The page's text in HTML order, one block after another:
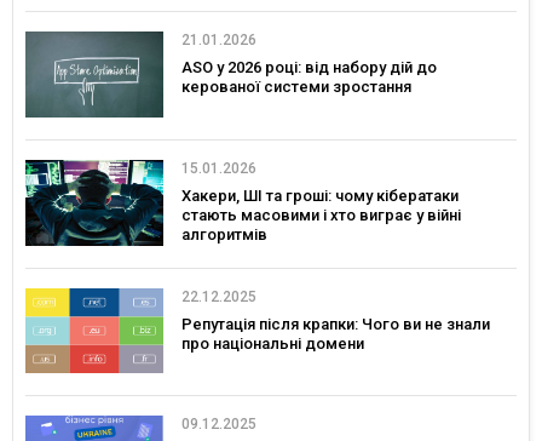
21.01.2026
ASO у 2026 році: від набору дій до
керованої системи зростання
15.01.2026
Хакери, ШІ та гроші: чому кібератаки
стають масовими і хто виграє у війні
алгоритмів
22.12.2025
Репутація після крапки: Чого ви не знали
про національні домени
09.12.2025